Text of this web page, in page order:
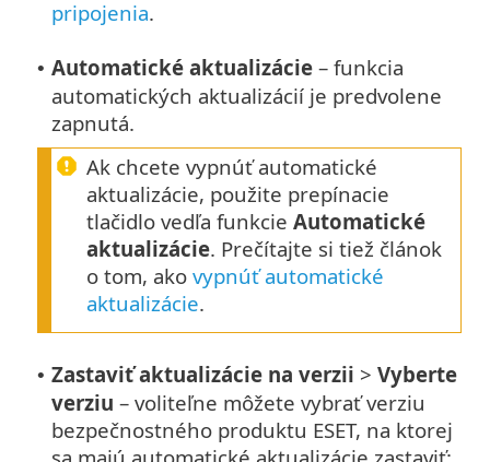
pripojenia.
• Automatické aktualizácie – funkcia
automatických aktualizácií je predvolene
zapnutá.
Ak chcete vypnúť automatické
aktualizácie, použite prepínacie
tlačidlo vedľa funkcie Automatické
aktualizácie. Prečítajte si tiež článok
o tom, ako vypnúť automatické
aktualizácie.
• Zastaviť aktualizácie na verzii > Vyberte
verziu – voliteľne môžete vybrať verziu
bezpečnostného produktu ESET, na ktorej